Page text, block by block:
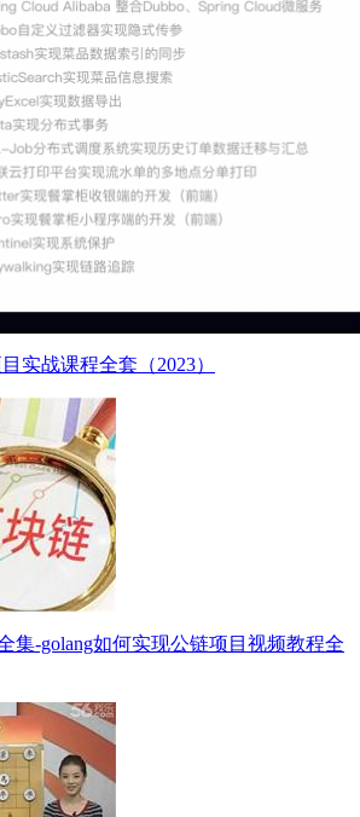
实战课程全套（2023）
集-golang如何实现公链项目视频教程全